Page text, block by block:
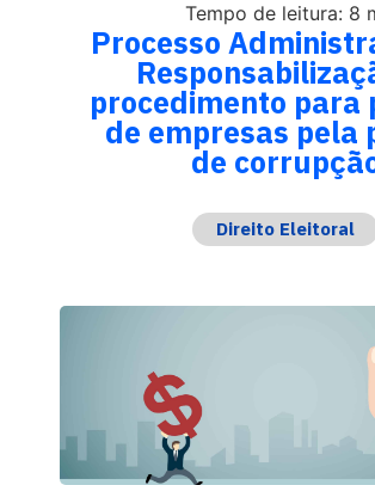
Tempo de leitura: 8
Processo
procedimento para
de empresas pela
de
Direito Eleitoral